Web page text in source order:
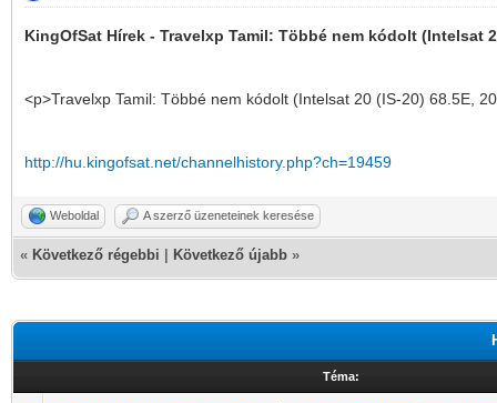
KingOfSat Hírek - Travelxp Tamil: Többé nem kódolt (Intelsat
<p>Travelxp Tamil: Többé nem kódolt (Intelsat 20 (IS-20) 68.5E,
http://hu.kingofsat.net/channelhistory.php?ch=19459
Weboldal A szerző üzeneteinek keresése
« Következő régebbi Következő újabb »
Téma: